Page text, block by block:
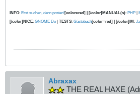
INFO: Erst suchen, dann posten![color=red] | [/color]MANUAL(s): PHP
[/color]NICE: GNOME Do TESTS: Gästebuch[color=red] | [/color]IM :
Abraxax
THE REAL HAXE